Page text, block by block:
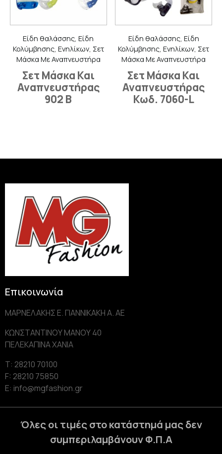
Είδη θαλάσσης, Είδη
Κολύμβησης, Ενηλίκων, Σετ
Μάσκα Με Αναπνευστήρα
Σετ Μάσκα Και
Αναπνευστήρας
902 B
Είδη θαλάσσης, Είδη
Κολύμβησης, Ενηλίκων, Σετ
Μάσκα Με Αναπνευστήρα
Σετ Μάσκα Και
Αναπνευστήρας
Κωδ. 7060-L
Επικοινωνία
ΜΑΡΝΕΛΑΚΗΣ Ε. ΓΙΑΝΝΙΚΑΚΗ Α. AE
ΚΩΝΣΤΑΝΤΙΝΟΥ ΜΑΝΟΥ 40
ΠΕΛΕΚΑΠΙΝΑ ΧΑΝΙΑ
Τ: 28210 70100
F: 28210 75850
Ε: info@mgfashion.gr
Όλες οι τιμές στο κατάστημά μας δεν
συμπεριλαμβάνουν Φ.Π.Α